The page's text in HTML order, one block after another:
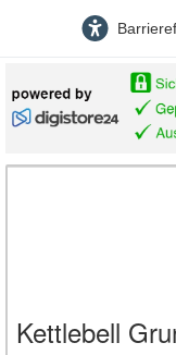
Kettlebell